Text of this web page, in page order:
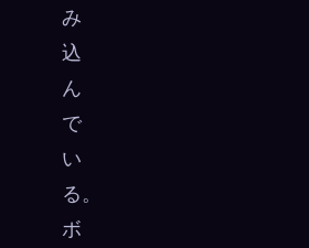
み
込
ん
で
い
る。
ボ